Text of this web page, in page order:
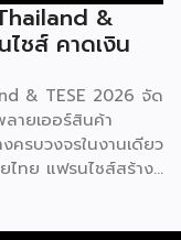
&
ชส์ คาดเงิน
& TESE 2026 จัด
ายเออร์สินค้า
ครบวงจรในงานเดียว
ไทย แฟรนไชส์สร้าง